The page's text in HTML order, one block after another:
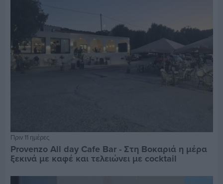
Πριν 11 ημέρες
Provenzo All day Cafe Bar - Στη Βοκαριά η μέρα
ξεκινά με καφέ και τελειώνει με cocktail